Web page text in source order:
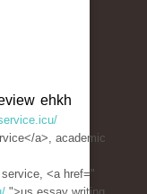
ehkh
a>, academic
<a href="